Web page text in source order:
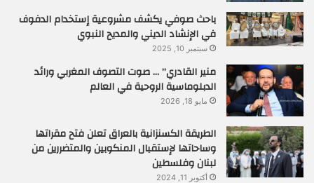
باحث صوفي يكشف مشروعية إستخدام الدفوف
في الإنشاد الديني والمديح النبوي
سبتمبر 10, 2025
منير القادري” … صوت التصوف المغربي ورائد
الدبلوماسية الروحية في العالم
مايو 18, 2026
الطريقة الكسنزانية بالعراق تعلن فتح مقراتها
وساحاتها لإستقبال المنكوبين والمتضررين من
لبنان وفلسطين
أكتوبر 11, 2024